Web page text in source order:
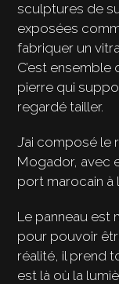
sculptures de
exposées
fabriquer un
C’est ensemble
pierre qui
regardé tailler.
J’ai composé
Mogador, avec
port marocain à
Le panneau est
pour pouvoir
réalité, il prend
est là où la